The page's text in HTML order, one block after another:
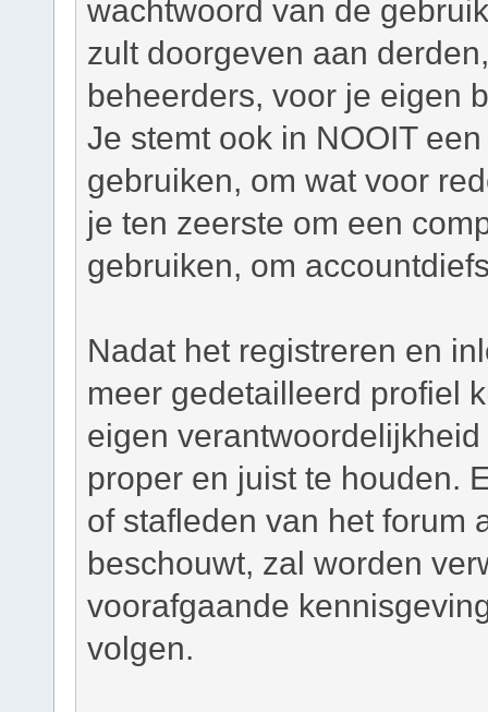
wachtwoord van de
zult doorgeven aan
beheerders, voor je eigen
Je stemt ook in NOOIT
gebruiken, om wat voor
je ten zeerste om een
gebruiken, om
Nadat het registreren en
meer gedetailleerd profiel
eigen
proper en juist te houden.
of stafleden van het forum
beschouwt, zal worden
voorafgaande
volgen.